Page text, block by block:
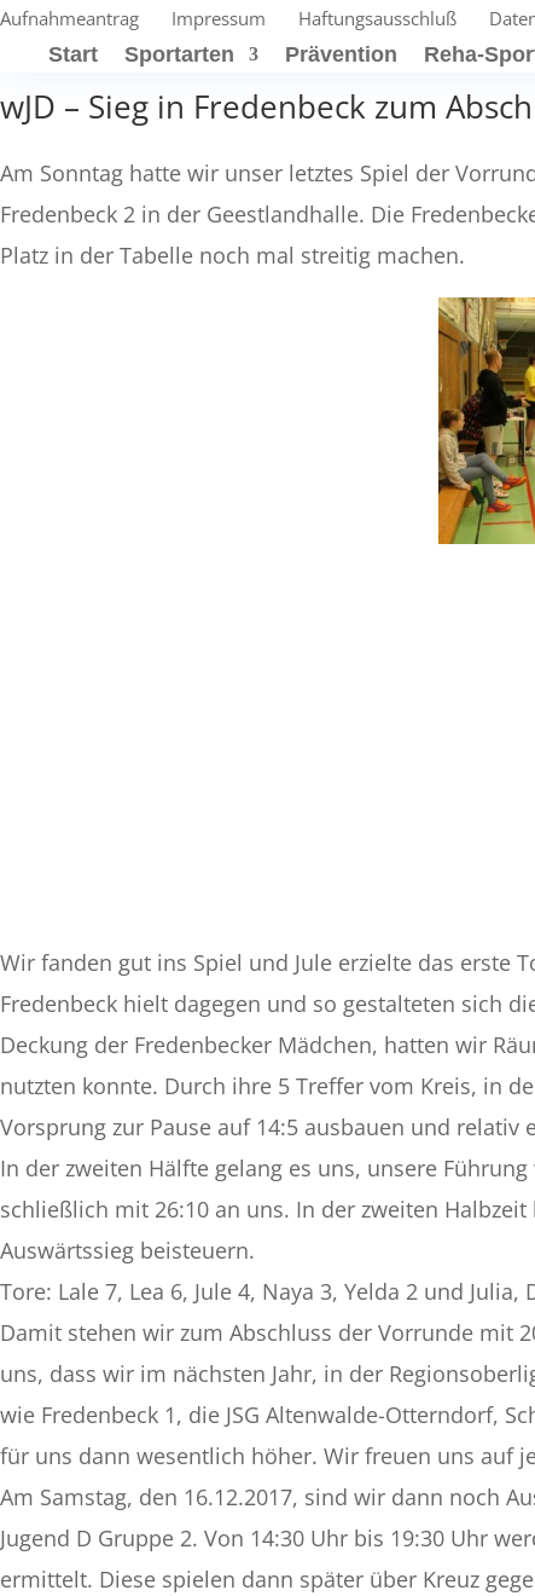
Aufnahmeantrag Impressum Haftungsausschluß
Start
Sportarten Prävention Reha-
wJD – Sieg in Fredenbeck zum
Am Sonntag hatte wir unser letztes Spiel der
Fredenbeck 2 in der Geestlandhalle. Die
Platz in der Tabelle noch mal streitig machen.
Wir fanden gut ins Spiel und Jule erzielte das erste
Fredenbeck hielt dagegen und so gestalteten sich
Deckung der Fredenbecker Mädchen, hatten wir
nutzten konnte. Durch ihre 5 Treffer vom Kreis, in
Vorsprung zur Pause auf 14:5 ausbauen und relativ
In der zweiten Hälfte gelang es uns, unsere
schließlich mit 26:10 an uns. In der zweiten
Auswärtssieg beisteuern.
Tore: Lale 7, Lea 6, Jule 4, Naya 3, Yelda 2 und
Damit stehen wir zum Abschluss der Vorrunde mit
uns, dass wir im nächsten Jahr, in der
wie Fredenbeck 1, die JSG Altenwalde-Otterndorf,
für uns dann wesentlich höher. Wir freuen uns auf
Am Samstag, den 16.12.2017, sind wir dann noch
Jugend D Gruppe 2. Von 14:30 Uhr bis 19:30 Uhr
ermittelt. Diese spielen dann später über Kreuz